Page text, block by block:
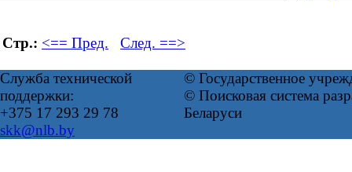
Стр.: <== Пред. След. ==>
Служба технической
поддержки:
+375 17 293 29 78
skk@nlb.by
© Государственное
© Поисковая система
Беларуси